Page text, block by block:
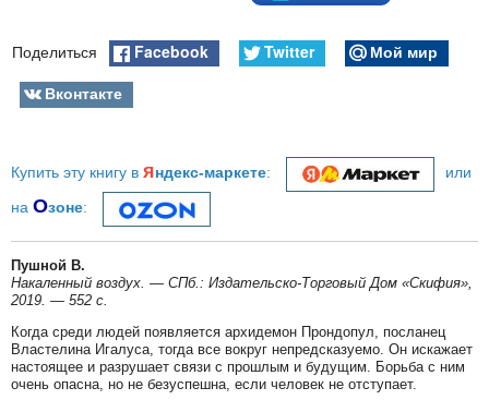
Поделиться Facebook Twitter
Мой мир
Вконтакте
Купить эту книгу в яндекс-маркете: или
на Озоне:
Пушной В.
Накаленный воздух. — СПб.: Издательско-Торговый Дом «Скифия»,
2019. — 552 с.
Когда среди людей появляется архидемон Прондопул, посланец
Властелина Игалуса, тогда все вокруг непредсказуемо. Он искажает
настоящее и разрушает связи с прошлым и будущим. Борьба с ним
очень опасна, но не безуспешна, если человек не отступает.